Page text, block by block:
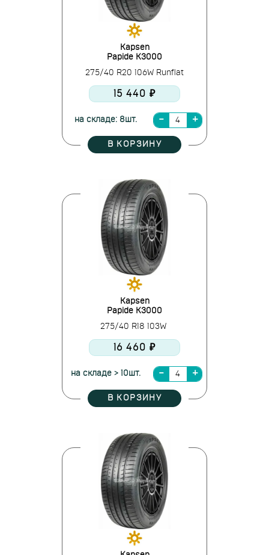
Kapsen
Papide K3000
275/40 R20 106W Runflat
15 440 ₽
на складе: 8шт.
В КОРЗИНУ
Kapsen
Papide K3000
275/40 R18 103W
16 460 ₽
на складе > 10шт.
В КОРЗИНУ